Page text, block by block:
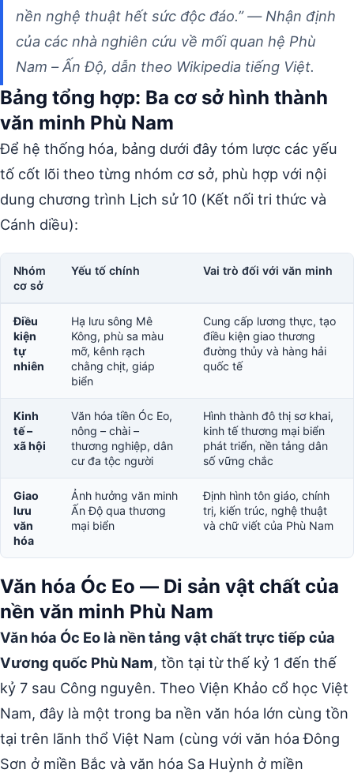
nền nghệ thuật hết sức độc đáo.”— Nhận định
của các nhà nghiên cứu về mối quan hệ Phù
Nam – Ấn Độ, dẫn theo Wikipedia tiếng Việt.
Bảng tổng hợp: Ba cơ sở hình thành
văn minh Phù Nam
Để hệ thống hóa, bảng dưới đây tóm lược các yếu
tố cốt lõi theo từng nhóm cơ sở, phù hợp với nội
dung chương trình Lịch sử 10 (Kết nối tri thức và
Cánh diều):
Nhóm
cơ sở
Yếu tố chính Vai trò đối với văn minh
Điều
kiện
tự
nhiên
Hạ lưu sông Mê
Kông, phù sa màu
mỡ, kênh rạch
chằng chịt, giáp
biển
Cung cấp lương thực, tạo
điều kiện giao thương
đường thủy và hàng hải
quốc tế
Kinh
tế –
xã hội
Văn hóa tiền Óc Eo,
nông – chài –
thương nghiệp, dân
cư đa tộc người
Hình thành đô thị sơ khai,
kinh tế thương mại biển
phát triển, nền tảng dân
số vững chắc
Giao
lưu
văn
hóa
Ảnh hưởng văn minh
Ấn Độ qua thương
mại biển
Định hình tôn giáo, chính
trị, kiến trúc, nghệ thuật
và chữ viết của Phù Nam
Văn hóa Óc Eo — Di sản vật chất của
nền văn minh Phù Nam
Văn hóa Óc Eo là nền tảng vật chất trực tiếp của
Vương quốc Phù Nam, tồn tại từ thế kỷ 1 đến thế
kỷ 7 sau Công nguyên. Theo Viện Khảo cổ học Việt
Nam, đây là một trong ba nền văn hóa lớn cùng tồn
tại trên lãnh thổ Việt Nam (cùng với văn hóa Đông
Sơn ở miền Bắc và văn hóa Sa Huỳnh ở miền